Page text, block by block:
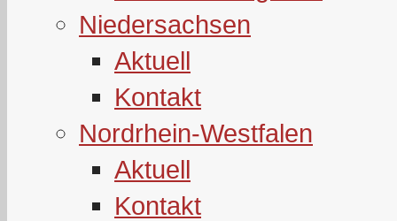
Niedersachsen
Aktuell
Kontakt
Nordrhein-Westfalen
Aktuell
Kontakt